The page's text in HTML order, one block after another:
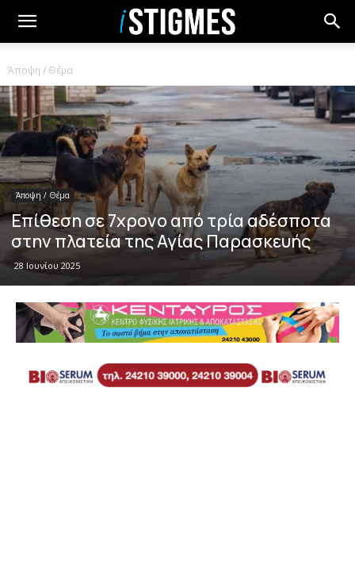
Άποψη / Θέμα
Άποψη / Θέμα
Επίθεση σε 7χρονο από τρία αδέσποτα
στην πλατεία της Αγίας Παρασκευής
28 Ιουνίου 2025